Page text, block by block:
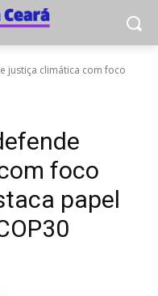
justiça climática com foco
foco
papel